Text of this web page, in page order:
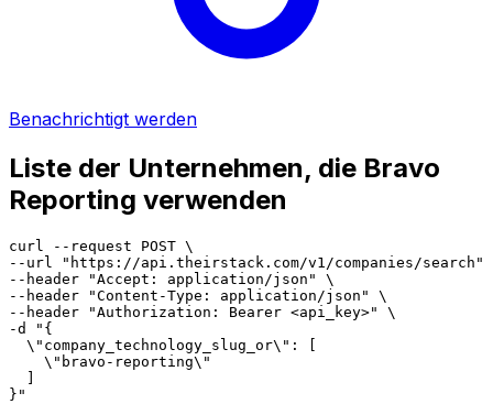
Benachrichtigt werden
Liste der Unternehmen, die Bravo
Reporting verwenden
curl --request POST \
--url "https://api.theirstack.com/v1/companies/search"
--header "Accept: application/json" \
--header "Content-Type: application/json" \
--header "Authorization: Bearer <api_key>" \
-d "{
  \"company_technology_slug_or\": [
    \"bravo-reporting\"
  ]
}"